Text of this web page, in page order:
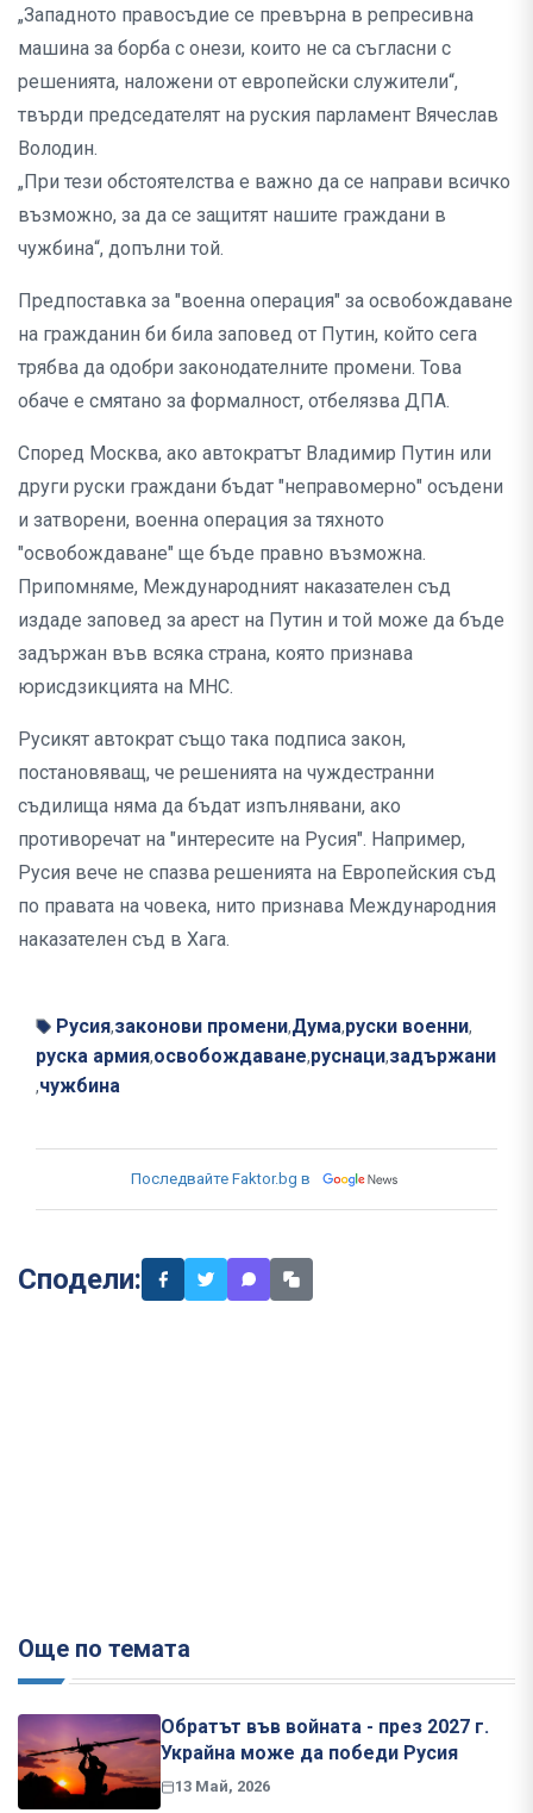
„Западното правосъдие се превърна в репресивна
машина за борба с онези, които не са съгласни с
решенията, наложени от европейски служители“,
твърди председателят на руския парламент Вячеслав
Володин.
„При тези обстоятелства е важно да се направи всичко
възможно, за да се защитят нашите граждани в
чужбина“, допълни той.
Предпоставка за "военна операция" за освобождаване
на гражданин би била заповед от Путин, който сега
трябва да одобри законодателните промени. Това
обаче е смятано за формалност, отбелязва ДПА.
Според Москва, ако автократът Владимир Путин или
други руски граждани бъдат "неправомерно" осъдени
и затворени, военна операция за тяхното
"освобождаване" ще бъде правно възможна.
Припомняме, Международният наказателен съд
издаде заповед за арест на Путин и той може да бъде
задържан във всяка страна, която признава
юрисдзикцията на МНС.
Русикят автократ също така подписа закон,
постановяващ, че решенията на чуждестранни
съдилища няма да бъдат изпълнявани, ако
противоречат на "интересите на Русия". Например,
Русия вече не спазва решенията на Европейския съд
по правата на човека, нито признава Международния
наказателен съд в Хага.
Русия,законови промени,Дума,руски военни,
руска армия,освобождаване,руснаци,задържани
,чужбина
Последвайте Faktor.bg в
Сподели:
Още по темата
Обратът във войната - през 2027 г.
Украйна може да победи Русия
13 Май, 2026